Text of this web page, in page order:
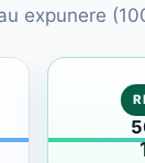
expunere